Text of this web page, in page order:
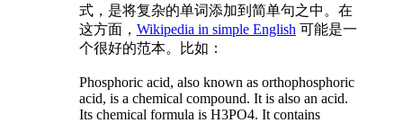
式，是将复杂的单词添加到简单句之中。在
这方面， Wikipedia in simple English 可能是一
个很好的范本。比如：
Phosphoric acid, also known as orthophosphoric
acid, is a chemical compound. It is also an acid.
Its chemical formula is H3PO4. It contains